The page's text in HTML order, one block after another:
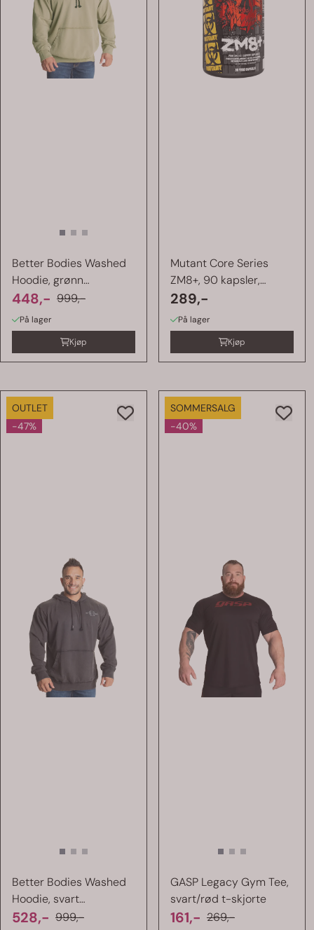
Better Bodies Washed
Hoodie, grønn
hettegenser
448,- 999,-
På lager
Kjøp
Mutant Core Series
ZM8+, 90 kapsler,
avansert ZMA
289,-
På lager
Kjøp
OUTLET
-47%
Better Bodies Washed
Hoodie, svart
hettegenser
528,- 999,-
SOMMERSALG
-40%
GASP Legacy Gym Tee,
svart/rød t-skjorte
161,- 269,-